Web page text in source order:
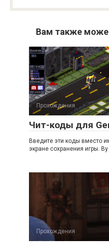
Вам также
Прохождения
Чит-коды для
Введите эти коды вместо
экpане сохpанения игpы.
Прохождения